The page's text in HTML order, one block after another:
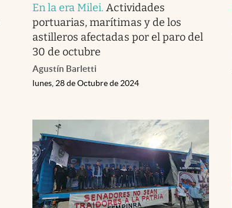
En la era Milei.Actividades
portuarias, marítimas y de los
astilleros afectadas por el paro del
30 de octubre
Agustín Barletti
lunes, 28 de Octubre de 2024